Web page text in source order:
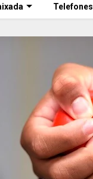
Telefones